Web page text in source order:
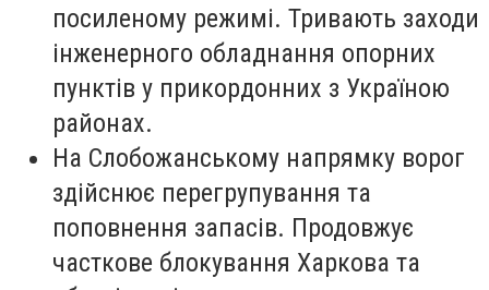
посиленому режимі. Тривають заходи
інженерного обладнання опорних
пунктів у прикордонних з Україною
районах.
На Слобожанському напрямку ворог
здійснює перегрупування та
поповнення запасів. Продовжує
часткове блокування Харкова та